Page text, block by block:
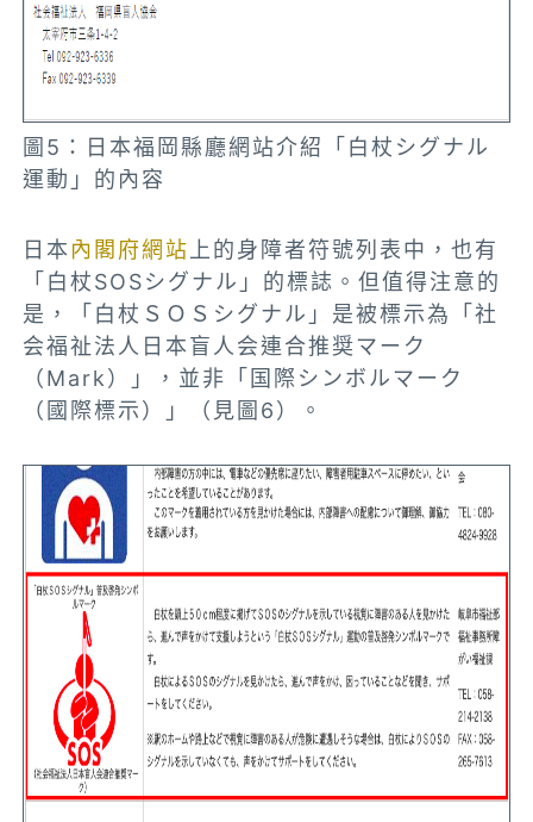
圖5：日本福岡縣廳網站介紹「白杖シグナル
運動」的內容
日本 內閣府網站 上的身障者符號列表中，也有
「白杖SOSシグナル」的標誌。但值得注意的
是，「白杖ＳＯＳシグナル」是被標示為「社
会福祉法人日本盲人会連合推奨マーク
（Mark）」，並非「国際シンボルマーク
（國際標示）」（見圖6）。